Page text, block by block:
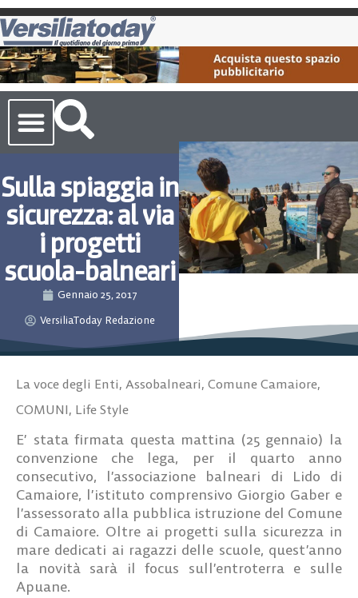
Sulla spiaggia in
sicurezza: al via
i progetti
scuola-balneari
Gennaio 25, 2017
VersiliaToday Redazione
La voce degli Enti, Assobalneari, Comune Camaiore,
COMUNI, Life Style
E’ stata firmata questa mattina (25 gennaio) la
convenzione che lega, per il quarto anno
consecutivo, l’associazione balneari di Lido di
Camaiore, l’istituto comprensivo Giorgio Gaber e
l’assessorato alla pubblica istruzione del Comune
di Camaiore. Oltre ai progetti sulla sicurezza in
mare dedicati ai ragazzi delle scuole, quest’anno
la novità sarà il focus sull’entroterra e sulle
Apuane.